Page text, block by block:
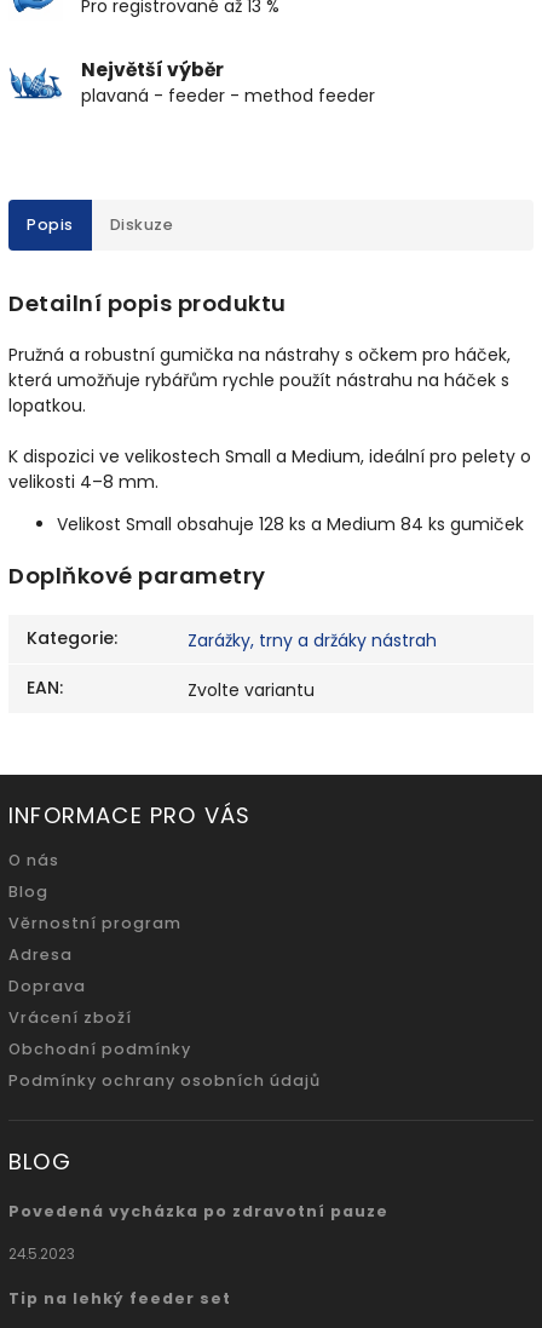
Pro registrované až 13 %
Největší výběr
plavaná - feeder - method feeder
Popis Diskuze
Detailní popis produktu
Pružná a robustní gumička na nástrahy s očkem pro háček,
která umožňuje rybářům rychle použít nástrahu na háček s
lopatkou.
K dispozici ve velikostech Small a Medium, ideální pro pelety o
velikosti 4–8 mm.
Velikost Small obsahuje 128 ks a Medium 84 ks gumiček
Doplňkové parametry
Kategorie:
Zarážky, trny a držáky nástrah
EAN: Zvolte variantu
INFORMACE PRO VÁS
O nás
Blog
Věrnostní program
Adresa
Doprava
Vrácení zboží
Obchodní podmínky
Podmínky ochrany osobních údajů
BLOG
Povedená vycházka po zdravotní pauze
24.5.2023
Tip na lehký feeder set